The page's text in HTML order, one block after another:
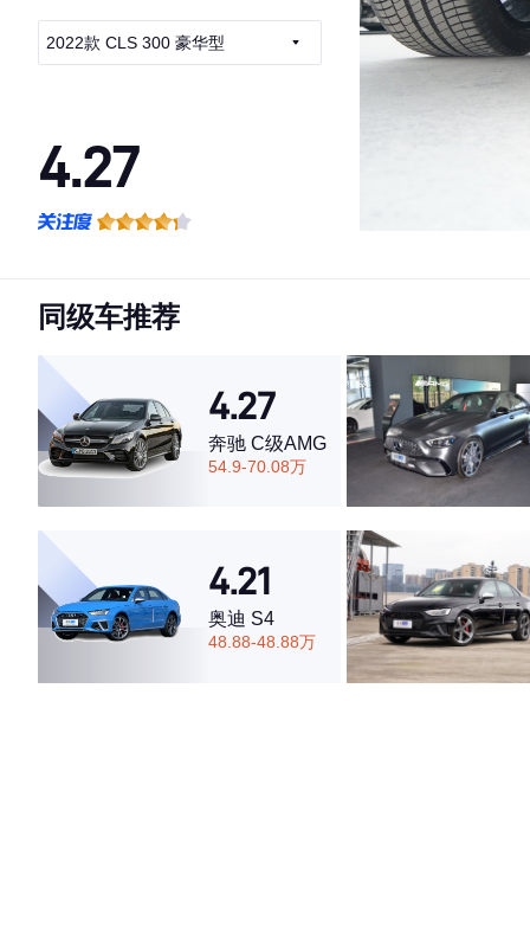
2022款 CLS 300 豪华型
4.27
·空间表现一般，低于96%同级车
同级车推荐
4.27
奔驰 C级AMG
54.9-70.08万
4.21
奥迪 S4
48.88-48.88万